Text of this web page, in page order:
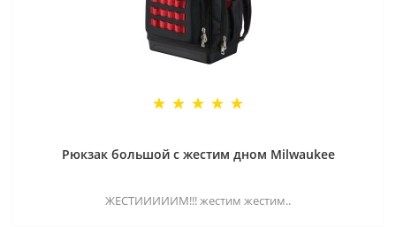
Рюкзак большой с жестим дном Milwaukee
ЖЕСТИИИИИМ!!! жестим жестим..